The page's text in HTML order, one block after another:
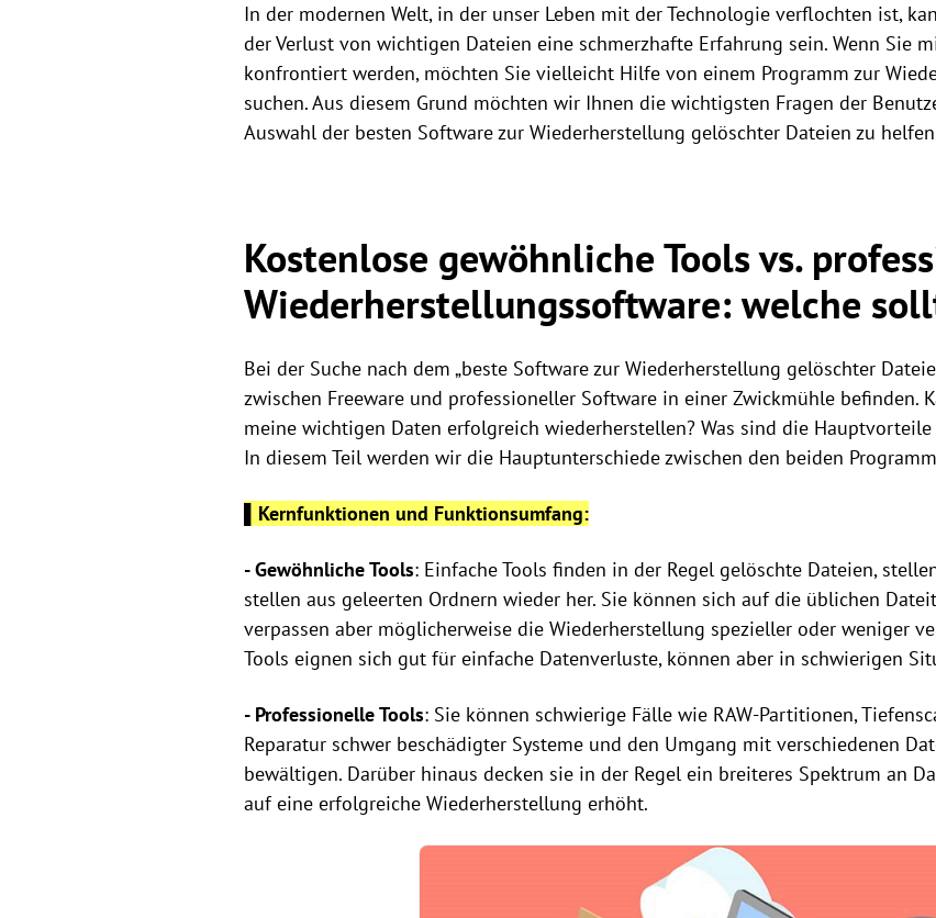
In der modernen Welt, in der unser Leben mit der Technologie verflochten ist,
der Verlust von wichtigen Dateien eine schmerzhafte Erfahrung sein. Wenn Sie
konfrontiert werden, möchten Sie vielleicht Hilfe von einem Programm zur
suchen. Aus diesem Grund möchten wir Ihnen die wichtigsten Fragen der
Auswahl der besten Software zur Wiederherstellung gelöschter Dateien zu
Kostenlose gewöhnliche Tools vs.
Wiederherstellungssoftware: welche
Bei der Suche nach dem „beste Software zur Wiederherstellung gelöschter
zwischen Freeware und professioneller Software in einer Zwickmühle befinden.
meine wichtigen Daten erfolgreich wiederherstellen? Was sind die
In diesem Teil werden wir die Hauptunterschiede zwischen den beiden
▌Kernfunktionen und Funktionsumfang:
- Gewöhnliche Tools: Einfache Tools finden in der Regel gelöschte Dateien,
stellen aus geleerten Ordnern wieder her. Sie können sich auf die üblichen
verpassen aber möglicherweise die Wiederherstellung spezieller oder weniger
Tools eignen sich gut für einfache Datenverluste, können aber in schwierigen
- Professionelle Tools: Sie können schwierige Fälle wie RAW-Partitionen,
Reparatur schwer beschädigter Systeme und den Umgang mit verschiedenen
bewältigen. Darüber hinaus decken sie in der Regel ein breiteres Spektrum an
auf eine erfolgreiche Wiederherstellung erhöht.